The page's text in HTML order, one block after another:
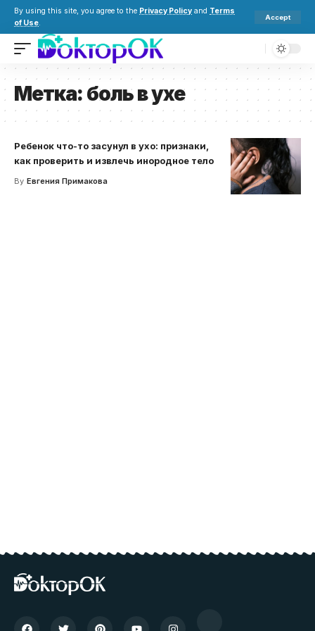
By using this site, you agree to the Privacy Policy and Terms
of Use.
Accept
Метка: боль в ухе
Ребенок что-то засунул в ухо: признаки,
как проверить и извлечь инородное тело
By Евгения Примакова